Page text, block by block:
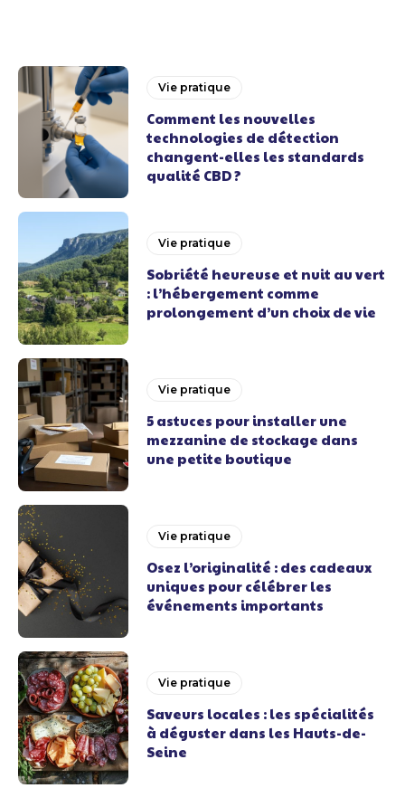
Vie pratique
Comment les nouvelles
technologies de détection
changent-elles les standards
qualité CBD ?
Vie pratique
Sobriété heureuse et nuit au vert
: l’hébergement comme
prolongement d’un choix de vie
Vie pratique
5 astuces pour installer une
mezzanine de stockage dans
une petite boutique
Vie pratique
Osez l’originalité : des cadeaux
uniques pour célébrer les
événements importants
Vie pratique
Saveurs locales : les spécialités
à déguster dans les Hauts-de-
Seine